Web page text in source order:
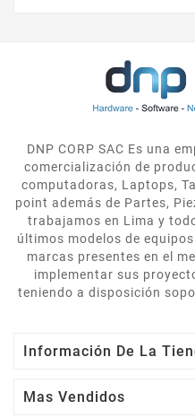
DNP CORP SAC Es una
comercialización de
computadoras, Laptops,
point además de Partes,
trabajamos en Lima y
últimos modelos de
marcas presentes en el
implementar sus
teniendo a disposición
Información De La
Mas Vendidos